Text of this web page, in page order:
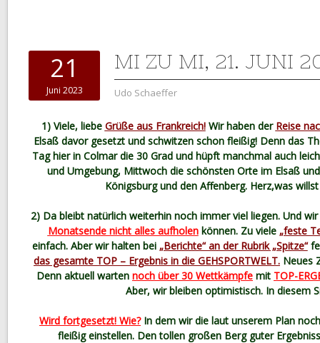
21
Juni 2023
MI ZU MI, 21. JUNI
Udo Schaeffer
1) Viele, liebe Grüße aus Frankreich!Wir haben der Reise
Elsaß davor gesetzt und schwitzen schon fleißig! Denn das
Tag hier in Colmar die 30 Grad und hüpft manchmal auch
und Umgebung, Mittwoch die schönsten Orte im Elsaß
Königsburg und den Affenberg. Herz,was
2) Da bleibt natürlich weiterhin noch immer viel liegen. Und
Monatsende nicht alles aufholenkönnen. Zu viele „feste
einfach. Aber wir halten bei „Berichte“ an der Rubrik „Spitze“
das gesamte TOP – Ergebnis in die GEHSPORTWELT. Neues
Denn aktuell warten noch über 30 Wettkämpfe mit TOP-
Aber, wir bleiben optimistisch. In diesem
Wird fortgesetzt! Wie?In dem wir die laut unserem Plan
fleißig einstellen. Den tollen großen Berg guter